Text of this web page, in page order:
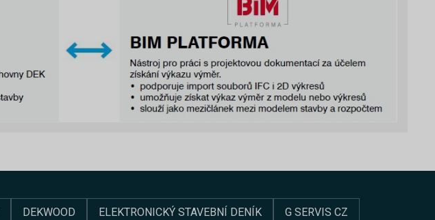
DEKWOOD ELEKTRONICKÝ STAVEBNÍ DENÍK G SERVIS CZ